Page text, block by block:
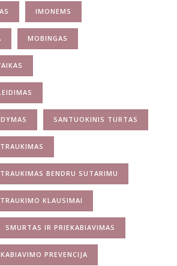
IMONEMS
MOBINGAS
SANTUOKINIS TURTAS
BENDRU SUTARIMU
KLAUSIMAI
SMURTAS IR PRIEKABIAVIMAS
PREVENCIJA